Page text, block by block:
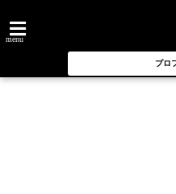
menu
プロ